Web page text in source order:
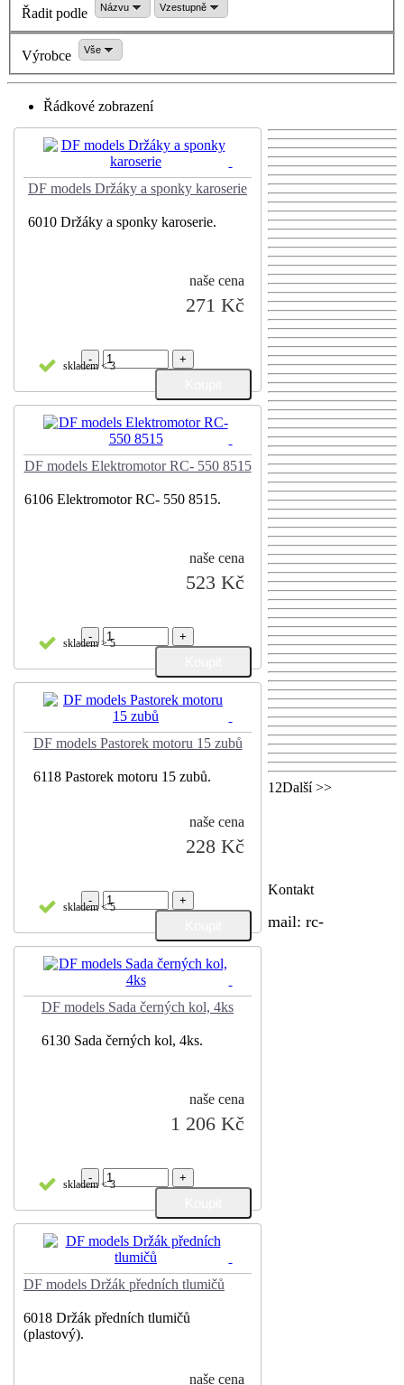
Řadit podle Názvu Vzestupně
Výrobce Vše
Řádkové zobrazení
DF models Držáky a sponky karoserie
6010 Držáky a sponky karoserie.
naše cena
271 Kč
skladem < 3
- +
DF models Elektromotor RC- 550 8515
6106 Elektromotor RC- 550 8515.
naše cena
523 Kč
skladem > 5
- +
DF models Pastorek motoru 15 zubů
6118 Pastorek motoru 15 zubů.
naše cena
228 Kč
skladem < 5
- +
DF models Sada černých kol, 4ks
6130 Sada černých kol, 4ks.
naše cena
1 206 Kč
skladem < 3
- +
DF models Držák předních tlumičů
6018 Držák předních tlumičů
(plastový).
naše cena
1 2Další >>
Kontakt
mail: rc-